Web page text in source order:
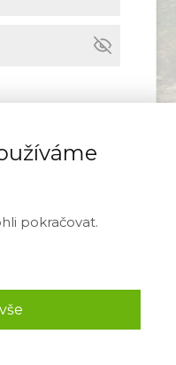
pokračovat.